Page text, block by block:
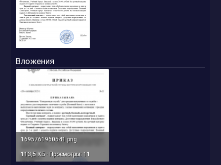
Вложения
1695761960541.png
113,5 КБ · Просмотры: 11